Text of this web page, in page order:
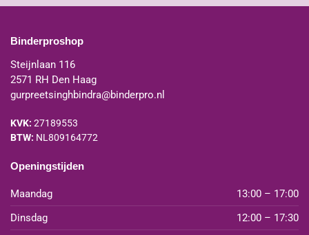
Binderproshop
Steijnlaan 116
2571 RH Den Haag
gurpreetsinghbindra@binderpro.nl
KVK: 27189553
BTW: NL809164772
Openingstijden
Maandag
13:00 – 17:00
Dinsdag
12:00 – 17:30